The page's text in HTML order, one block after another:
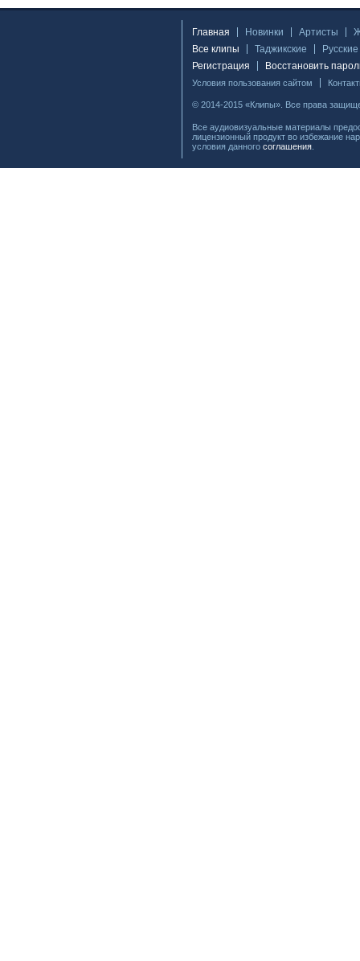
Главная Новинки Артисты
Все клипы
Таджикские
Русские
Регистрация
Восстановить
Условия пользования сайтом
© 2014-2015 «Клипы». Все права
Все аудиовизуальные материалы
лицензионный продукт во избежание
условия данного соглашения